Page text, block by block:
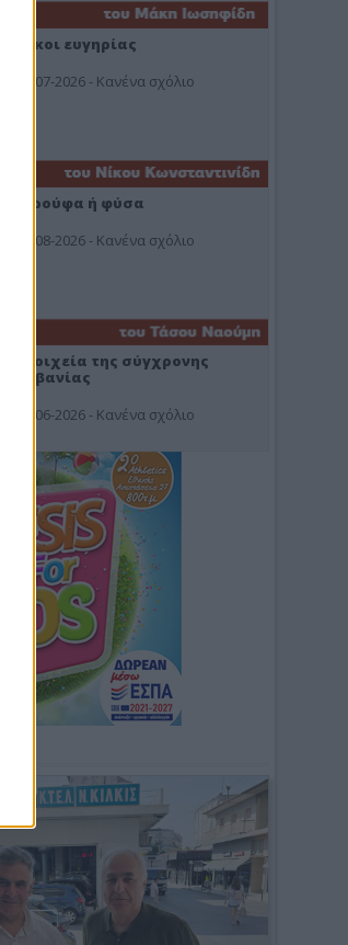
Οίκοι ευγηρίας
24-07-2026 - Κανένα σχόλιο
Ή ρούφα ή φύσα
03-08-2026 - Κανένα σχόλιο
Στοιχεία της σύγχρονης
Αλβανίας
19-06-2026 - Κανένα σχόλιο